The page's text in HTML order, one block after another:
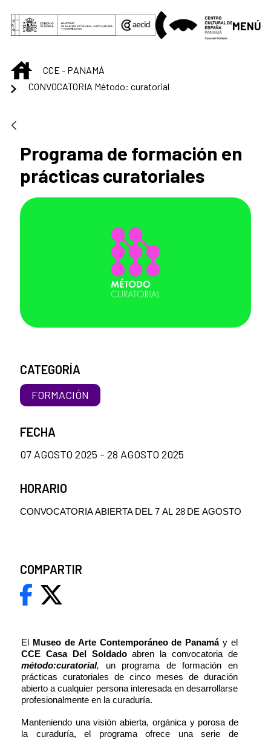
Saltar al contenido principal
MENÚ
INICIOCCE - PANAMÁ
CONVOCATORIA Método: curatorial
Programa de formación en
prácticas curatoriales
El Museo de Arte Contemporáneo de Panamáy el
CCE Casa Del Soldadoabren la convocatoria de
método:curatorial, un programa de formación en
prácticas curatoriales de cinco meses de duración
abierto a cualquier persona interesada en desarrollarse
profesionalmente en la curaduría.
Manteniendo una visión abierta, orgánica y porosa de
la curaduría, el programa ofrece una serie de
CATEGORÍA
FORMACIÓN
FECHA
07 AGOSTO 2025 - 28 AGOSTO 2025
HORARIO
CONVOCATORIA ABIERTA DEL 7 AL 28 DE AGOSTO
COMPARTIR